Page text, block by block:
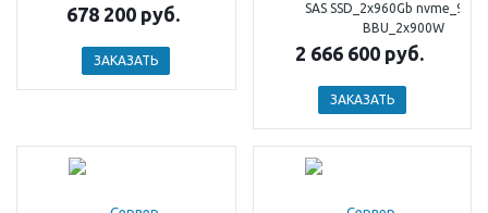
678 200 руб.
ЗАКАЗАТЬ
SAS SSD_2x960Gb
BBU_2x900W
2 666 600 руб.
ЗАКАЗАТЬ